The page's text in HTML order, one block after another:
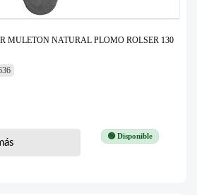
MULETON NATURAL PLOMO ROLSER 130
🟢 Disponible